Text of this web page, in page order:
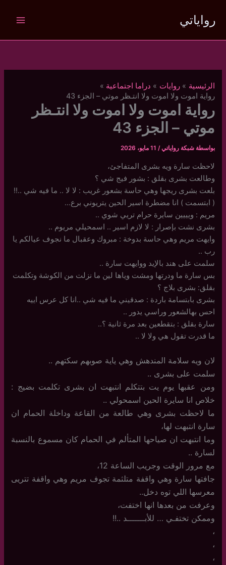
المحتوى
رواياتي
الرئيسية روايات
دراما اجتماعية
رواية اموت ولا اموت ولا انتـظر موتي – الجزء 43
رواية اموت ولا اموت ولا انتـظر
موتي – الجزء 43
بواسطة شبكة رواياتي/ 11 مايو، 2026
لاحظت سارة ويه بشرى المتفاجئ،
وطالعت بشرى بقلق : بشور فيج شي ؟
بلعت بشرى ريجها وهي حاسة بشعور غريب : لا لا .. ما فيه شي ..!!
( ابتسمت ) انا مضطرة اسير الحين يتريوني برع…
مريم : ويييين سايرة حرام تريي شوي ..
بشرى نشت بإصرار : لا لازم اسير .. اسمحيلي مريوم ..
وايهت مريم وهي حاسة بدوخة : مبروك وعقبال ما نجوف عيالكم يا
رب ..
سلمت على هند بالإيد ووايهت سارة ..
بس سارة ما ودرتها ومشت وياها لين ما نزلت من الكوشة وتكلمت
بقلق: بشرى بلاج ؟
بشرى بابتسامة باردة : صدقيني ما فيه شي ..انا كل عرس اييه
احس بهالشعور وراسي يدور ..
سارة بقلق : بتقطعين بعد مرة ثانية ؟..
ما قدرت تقول هي ولا لا ..
لان ويه سلامة المندهش وهي ياية صوبهم سكتهم ..
سلمت على بشرى ..
ومن عقبها يوم يت بتتكلم انتبهت ان بشرى تكلمت بضيج :
خلاص انا سايرة الحين اسمحولي ..
ما لاحظت بشرى وهي طالعة من القاعة وداخلة الحمام ان
سارة انتبهت لها،
وما انتبهت ان صياحها المتألم في الحمام كان مسموع بالنسبة
لسارة ..
مع مرور الوقت وجريب الساعة 12،
جافتها سارة وهي واقفة متلثمة تجوف مريم وهي واقفة تتريى
معرسها اللي توه دخل..
وعرفت من بعدها انها اختفت،
وممكن تختفـي … للأبـــــــد ..!!
،
،
،